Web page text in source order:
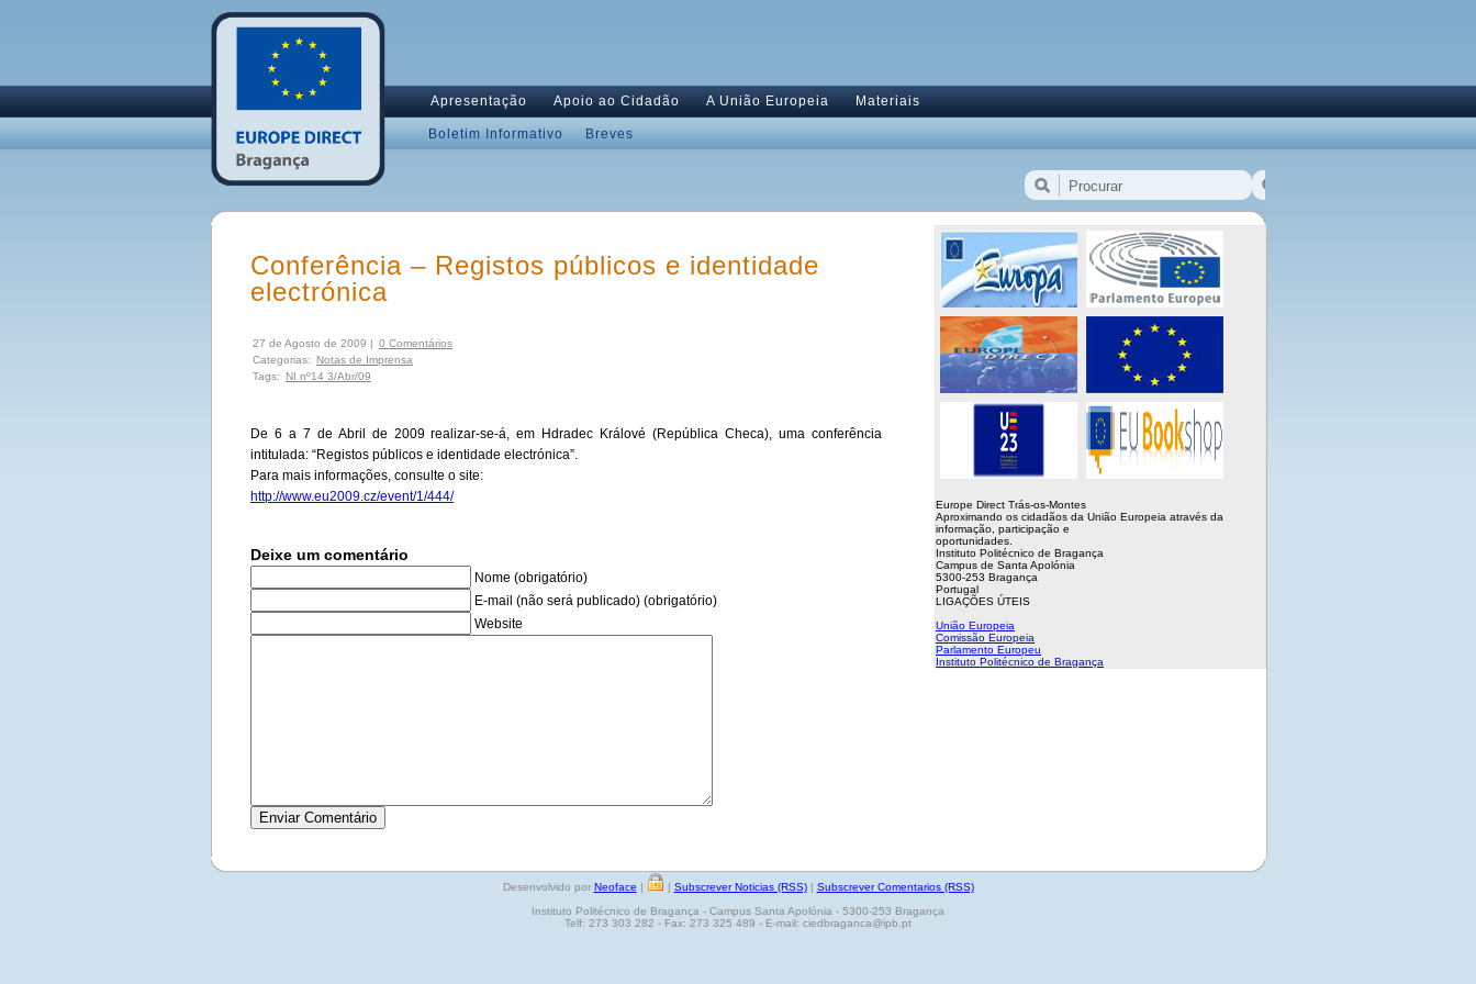
Apresentação Apoio ao Cidadão A União Europeia Materiais
Boletim Informativo Breves
Conferência – Registos públicos e identidade
electrónica
27 de Agosto de 2009 | 0 Comentários
Categorias:
Notas de Imprensa
Tags:
NI nº14 3/Abr/09
De 6 a 7 de Abril de 2009 realizar-se-á, em Hdradec Králové (República Checa), uma conferência
intitulada: “Registos públicos e identidade electrónica”.
Para mais informações, consulte o site:
http://www.eu2009.cz/event/1/444/
Deixe um comentário
Nome (obrigatório)
E-mail (não será publicado) (obrigatório)
Website
Europe Direct Trás-os-Montes
Aproximando os cidadãos da União Europeia através da
informação, participação e
oportunidades.
Instituto Politécnico de Bragança
Campus de Santa Apolónia
5300-253 Bragança
Portugal
LIGAÇÕES ÚTEIS
União Europeia
Comissão Europeia
Parlamento Europeu
Instituto Politécnico de Bragança
Desenvolvido por Neoface | | Subscrever Noticias (RSS)| Subscrever Comentarios (RSS)
Instituto Politécnico de Bragança - Campus Santa Apolónia - 5300-253 Bragança
Telf: 273 303 282 - Fax: 273 325 489 - E-mail: ciedbraganca@ipb.pt